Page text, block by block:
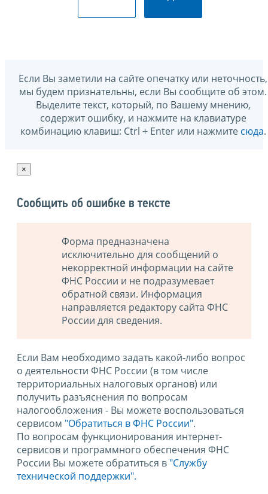
Если Вы заметили на сайте опечатку или неточность,
мы будем признательны, если Вы сообщите об этом.
Выделите текст, который, по Вашему мнению,
содержит ошибку, и нажмите на клавиатуре
комбинацию клавиш: Ctrl + Enter или нажмите сюда.
×
Сообщить об ошибке в тексте
Форма предназначена
исключительно для сообщений о
некорректной информации на сайте
ФНС России и не подразумевает
обратной связи. Информация
направляется редактору сайта ФНС
России для сведения.
Если Вам необходимо задать какой-либо вопрос
о деятельности ФНС России (в том числе
территориальных налоговых органов) или
получить разъяснения по вопросам
налогообложения - Вы можете воспользоваться
сервисом "Обратиться в ФНС России".
По вопросам функционирования интернет-
сервисов и программного обеспечения ФНС
России Вы можете обратиться в "Службу
технической поддержки".